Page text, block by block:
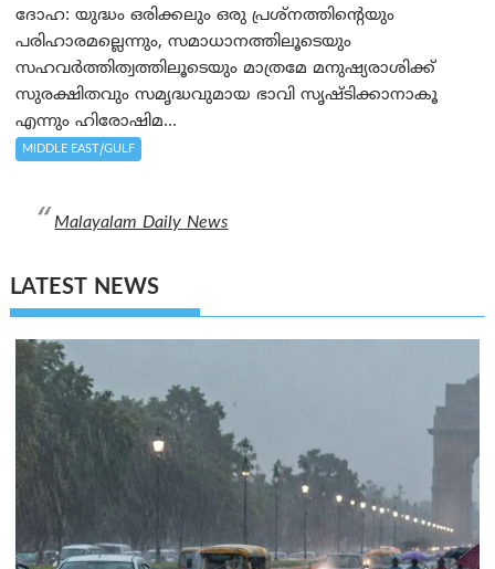
ദോഹ: യുദ്ധം ഒരിക്കലും ഒരു പ്രശ്‌നത്തിന്റെയും
പരിഹാരമല്ലെന്നും, സമാധാനത്തിലൂടെയും
സഹവര്‍ത്തിത്വത്തിലൂടെയും മാത്രമേ മനുഷ്യരാശിക്ക്
സുരക്ഷിതവും സമൃദ്ധവുമായ ഭാവി സൃഷ്ടിക്കാനാകൂ
എന്നും ഹിരോഷിമ...
MIDDLE EAST/GULF
Malayalam Daily News
LATEST NEWS